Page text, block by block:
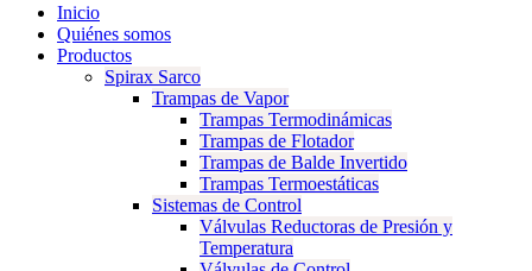
Inicio
Quiénes somos
Productos
Spirax Sarco
Trampas de Vapor
Trampas Termodinámicas
Trampas de Flotador
Trampas de Balde Invertido
Trampas Termoestáticas
Sistemas de Control
Válvulas Reductoras de Presión y
Temperatura